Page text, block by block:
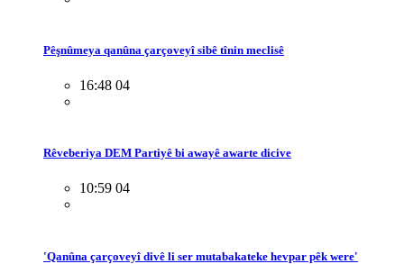
Pêşnûmeya qanûna çarçoveyî sibê tînin meclisê
16:48 04
Rêveberiya DEM Partiyê bi awayê awarte dicive
10:59 04
'Qanûna çarçoveyî divê li ser mutabakateke hevpar pêk were'